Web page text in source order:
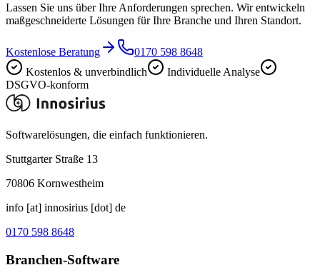
Lassen Sie uns über Ihre Anforderungen sprechen. Wir entwickeln
maßgeschneiderte Lösungen für Ihre Branche und Ihren Standort.
Kostenlose Beratung
0170 598 8648
Kostenlos & unverbindlich
Individuelle Analyse
DSGVO-konform
Softwarelösungen, die einfach funktionieren.
Stuttgarter Straße 13
70806 Kornwestheim
info [at] innosirius [dot] de
0170 598 8648
Branchen-Software